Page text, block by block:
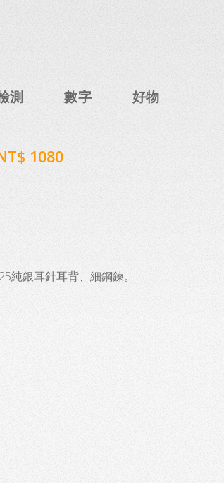
測 數字 好物
1080
純銀耳針耳背、細鋼鍊。